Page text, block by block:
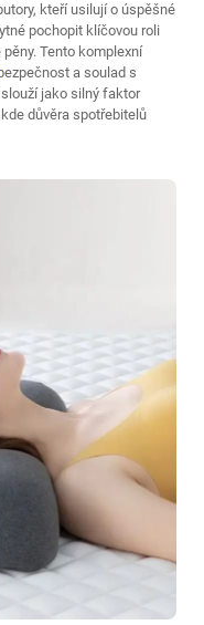
kteří usilují o úspěšné
pochopit klíčovou roli
Tento komplexní
bezpečnost a soulad s
jako silný faktor
důvěra spotřebitelů